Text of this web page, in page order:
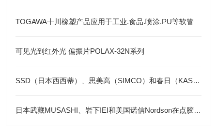
TOGAWA十川橡塑产品应用于工业.食品.喷涂.PU等软管
可见光到红外光 偏振片POLAX-32N系列
SSD（日本西西蒂）、思美高（SIMCO）和春日（KASUGA）三个品牌的防静电产品
日本武藏MUSASHI、岩下IEI和美国诺信Nordson在点胶机领域各有优势